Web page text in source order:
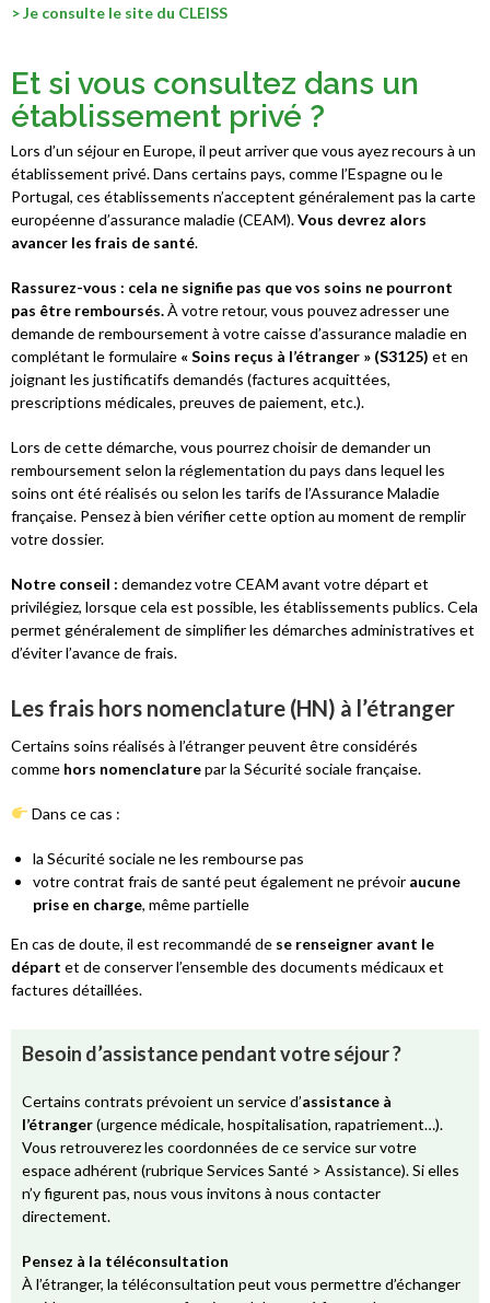
> Je consulte le site du CLEISS
Et si vous consultez dans un
établissement privé ? ​
Lors d’un séjour en Europe, il peut arriver que vous ayez recours à un
établissement privé. Dans certains pays, comme l’Espagne ou le
Portugal, ces établissements n’acceptent généralement pas la carte
européenne d’assurance maladie (CEAM).Vous devrez alors
avancer les frais de santé.
Rassurez-vous : cela ne signifie pas que vos soins ne pourront
pas être remboursés.À votre retour, vous pouvez adresser une
demande de remboursement à votre caisse d’assurance maladie en
complétant le formulaire « Soins reçus à l’étranger » (S3125) et en
joignant les justificatifs demandés (factures acquittées,
prescriptions médicales, preuves de paiement, etc.).
Lors de cette démarche, vous pourrez choisir de demander un
remboursement selon la réglementation du pays dans lequel les
soins ont été réalisés ou selon les tarifs de l’Assurance Maladie
française. Pensez à bien vérifier cette option au moment de remplir
votre dossier.
Notre conseil : demandez votre CEAM avant votre départ et
privilégiez, lorsque cela est possible, les établissements publics. Cela
permet généralement de simplifier les démarches administratives et
d’éviter l’avance de frais.
Les frais hors nomenclature (HN) à l’étranger
Certains soins réalisés à l’étranger peuvent être considérés
comme hors nomenclaturepar la Sécurité sociale française.
Dans ce cas :
la Sécurité sociale ne les rembourse pas
votre contrat frais de santé peut également ne prévoir aucune
prise en charge, même partielle
En cas de doute, il est recommandé de se renseigner avant le
départ et de conserver l’ensemble des documents médicaux et
factures détaillées.
Besoin d’assistance pendant votre séjour ?
Certains contrats prévoient un service d’assistance à
l’étranger(urgence médicale, hospitalisation, rapatriement…).
Vous retrouverez les coordonnées de ce service sur votre
espace adhérent (rubrique Services Santé > Assistance). Si elles
n’y figurent pas, nous vous invitons à nous contacter
directement.
Pensez à la téléconsultation
À l’étranger, la téléconsultation peut vous permettre d’échanger